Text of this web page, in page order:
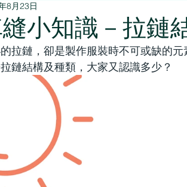
小知識－拉鏈
8月23日
拉鏈，卻是製作服裝時不可或缺的
鏈結構及種類，大家又認識多少？